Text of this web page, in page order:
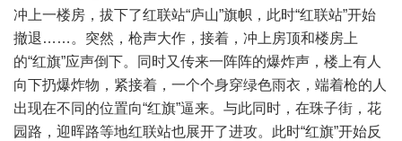
冲上一楼房，拔下了红联站“庐山”旗帜，此时“红联站”开始
撤退……。突然，枪声大作，接着，冲上房顶和楼房上
的“红旗”应声倒下。同时又传来一阵阵的爆炸声，楼上有人
向下扔爆炸物，紧接着，一个个身穿绿色雨衣，端着枪的人
出现在不同的位置向“红旗”逼来。与此同时，在珠子街，花
园路，迎晖路等地红联站也展开了进攻。此时“红旗”开始反